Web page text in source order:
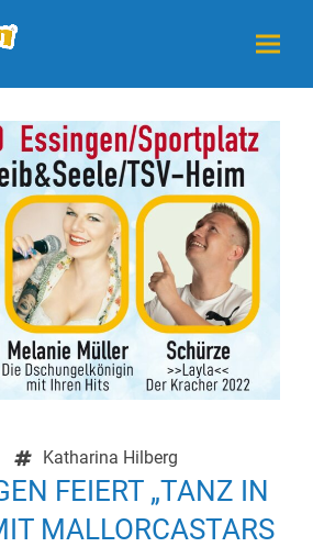
Katharina Hilberg
FEIERT „TANZ IN
MALLORCASTARS